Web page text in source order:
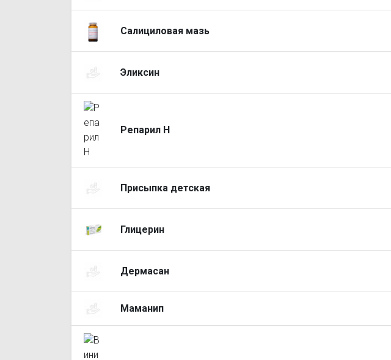
Салициловая мазь
Эликсин
Репарил Н
Присыпка детская
Глицерин
Дермасан
Маманип